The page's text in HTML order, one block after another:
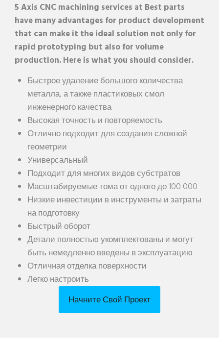
5 Axis CNC machining services at Best parts
have many advantages for product development
that can make it the ideal solution not only for
rapid prototyping but also for volume
production. Here is what you should consider.
Быстрое удаление большого количества
металла, а также пластиковых смол
инженерного качества
Высокая точность и повторяемость
Отлично подходит для создания сложной
геометрии
Универсальный
Подходит для многих видов субстратов
Масштабируемые тома от одного до 100 000
Низкие инвестиции в инструменты и затраты
на подготовку
Быстрый оборот
Детали полностью укомплектованы и могут
быть немедленно введены в эксплуатацию
Отличная отделка поверхности
Легко настроить
Начните Свой Проект